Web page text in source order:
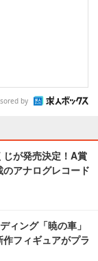
by
じが発売決定！A賞
アナログレコード
ィング「暁の車」
フィギュアがプラ